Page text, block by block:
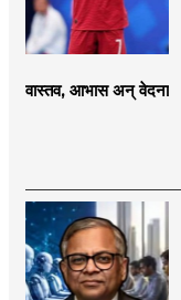
वास्तव, आभास अन् वेदना